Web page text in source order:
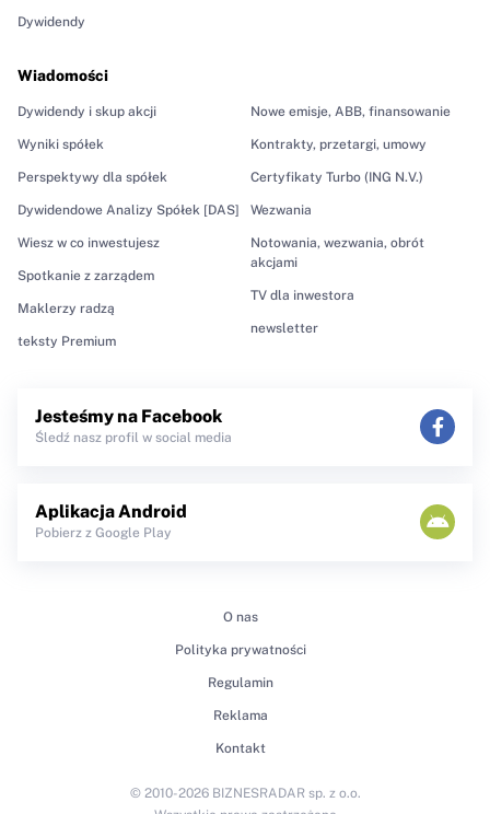
Dywidendy
Wiadomości
Dywidendy i skup akcji
Wyniki spółek
Perspektywy dla spółek
Dywidendowe Analizy Spółek [DAS]
Wiesz w co inwestujesz
Spotkanie z zarządem
Maklerzy radzą
teksty Premium
Nowe emisje, ABB, finansowanie
Kontrakty, przetargi, umowy
Certyfikaty Turbo (ING N.V.)
Wezwania
Notowania, wezwania, obrót
akcjami
TV dla inwestora
newsletter
Jesteśmy na Facebook
Śledź nasz profil w social media
Aplikacja Android
Pobierz z Google Play
O nas
Polityka prywatności
Regulamin
Reklama
Kontakt
© 2010-2026 BIZNESRADAR sp. z o.o.